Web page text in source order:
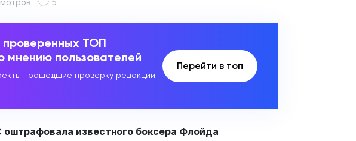
5
проверенных ТОП
мнению пользователей
прошедшие проверку редакции
Перейти в топ
оштрафовала известного боксера Флойда